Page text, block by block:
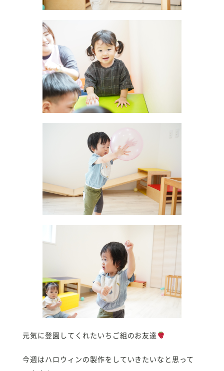
元気に登園してくれたいちご組のお友達
今週はハロウィンの製作をしていきたいなと思って